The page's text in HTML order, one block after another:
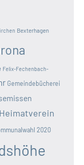
Bexterhagen
Felix-Fechenbach-
Gemeindebücherei
Heimatverein
2020